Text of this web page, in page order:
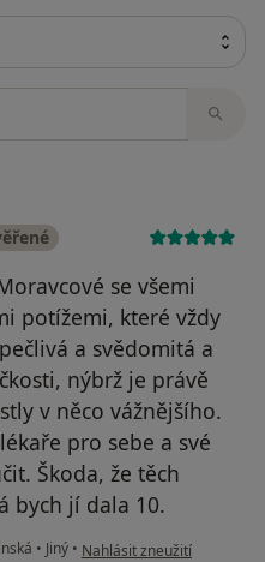
se všemi
potížemi, které vždy
a svědomitá a
nýbrž je právě
v něco vážnějšího.
pro sebe a své
Škoda, že těch
bych jí dala 10.
• Jiný • podle názoru uživatele
Nahlásit zneužití